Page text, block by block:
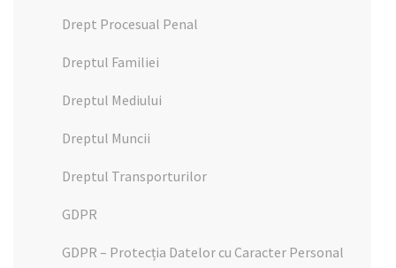
Drept Procesual Penal
Dreptul Familiei
Dreptul Mediului
Dreptul Muncii
Dreptul Transporturilor
GDPR
GDPR – Protecția Datelor cu Caracter Personal